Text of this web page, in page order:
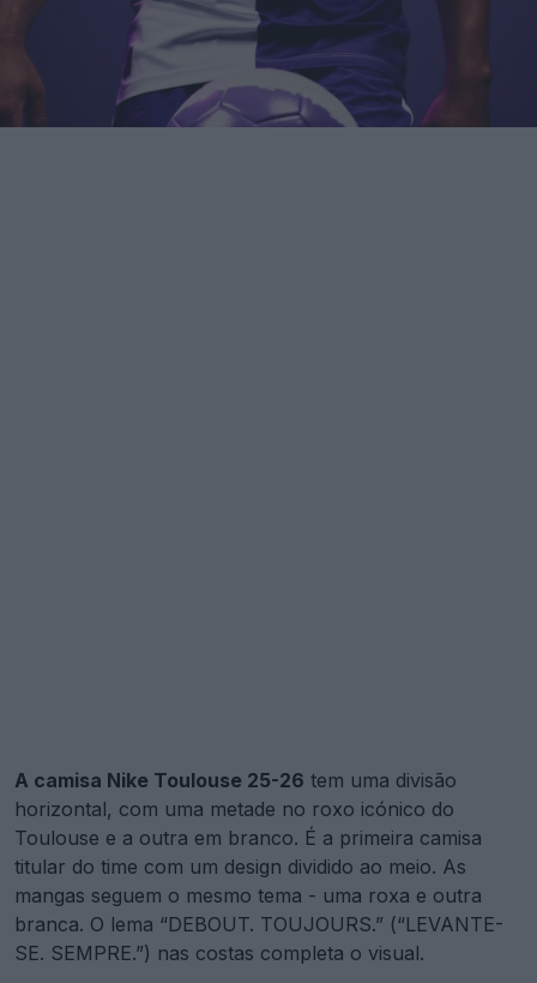
A camisa Nike Toulouse 25-26 tem uma divisão
horizontal, com uma metade no roxo icónico do
Toulouse e a outra em branco. É a primeira camisa
titular do time com um design dividido ao meio. As
mangas seguem o mesmo tema - uma roxa e outra
branca. O lema “DEBOUT. TOUJOURS.” (“LEVANTE-
SE. SEMPRE.”) nas costas completa o visual.